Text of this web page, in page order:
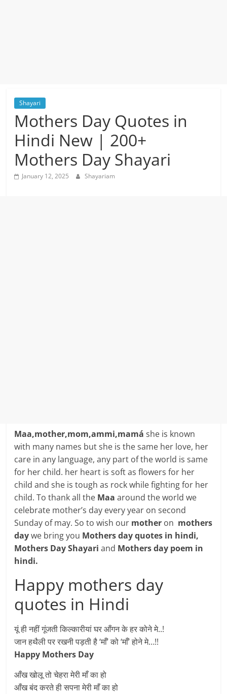
Shayari
Mothers Day Quotes in
Hindi New | 200+
Mothers Day Shayari
January 12, 2025 Shayariam
Maa,mother,mom,ammi,mamáshe is known
with many names but she is the same her love, her
care in any language, any part of the world is same
for her child. her heart is soft as flowers for her
child and she is tough as rock while fighting for her
child. To thank all the Maaaround the world we
celebrate mother’s day every year on second
Sunday of may. So to wish our mother on mothers
daywe bring you Mothers day quotes in hindi,
Mothers Day Shayariand Mothers day poem in
hindi.
Happy mothers day
quotes in Hindi
यूं ही नहीं गूंजती किल्कारीयां‬ घर आँगन‬ के हर कोने मे..!
जान ‎हथैली‬ पर रखनी‪ पड़ती है ‘माँ’ को ‘‪माँ‬’ होने मे…!!‪
Happy Mothers Day
आँख खोलू तो चेहरा मेरी माँ का हो
आँख बंद करते ही सपना मेरी माँ का हो